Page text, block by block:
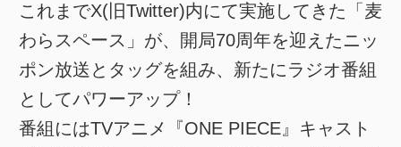
これまでX(旧Twitter)内にて実施してきた「麦
わらスペース」が、開局70周年を迎えたニッ
ポン放送とタッグを組み、新たにラジオ番組
としてパワーアップ！
番組にはTVアニメ『ONE PIECE』キャスト